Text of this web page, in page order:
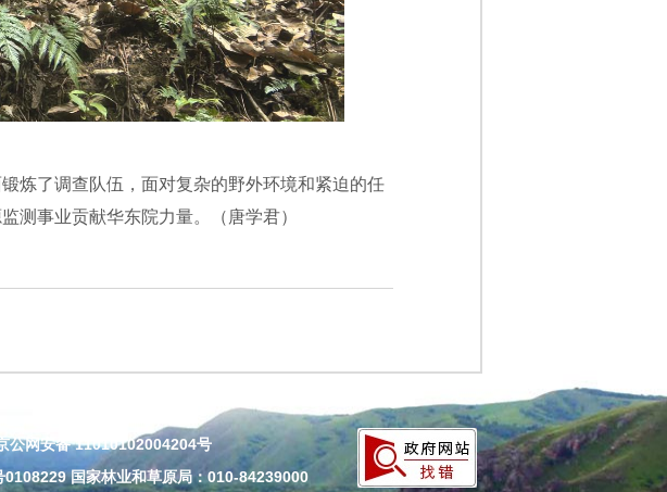
炼了调查队伍，面对复杂的野外环境和紧迫的任
测事业贡献华东院力量。（唐学君）
公网安备 11010102004204号
国家林业和草原局：010-84239000